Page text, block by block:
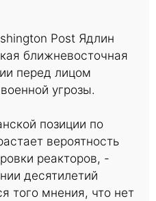
Post Ядлин
ближневосточная
перед лицом
угрозы.
позиции по
вероятность
реакторов, -
десятилетий
того мнения, что нет